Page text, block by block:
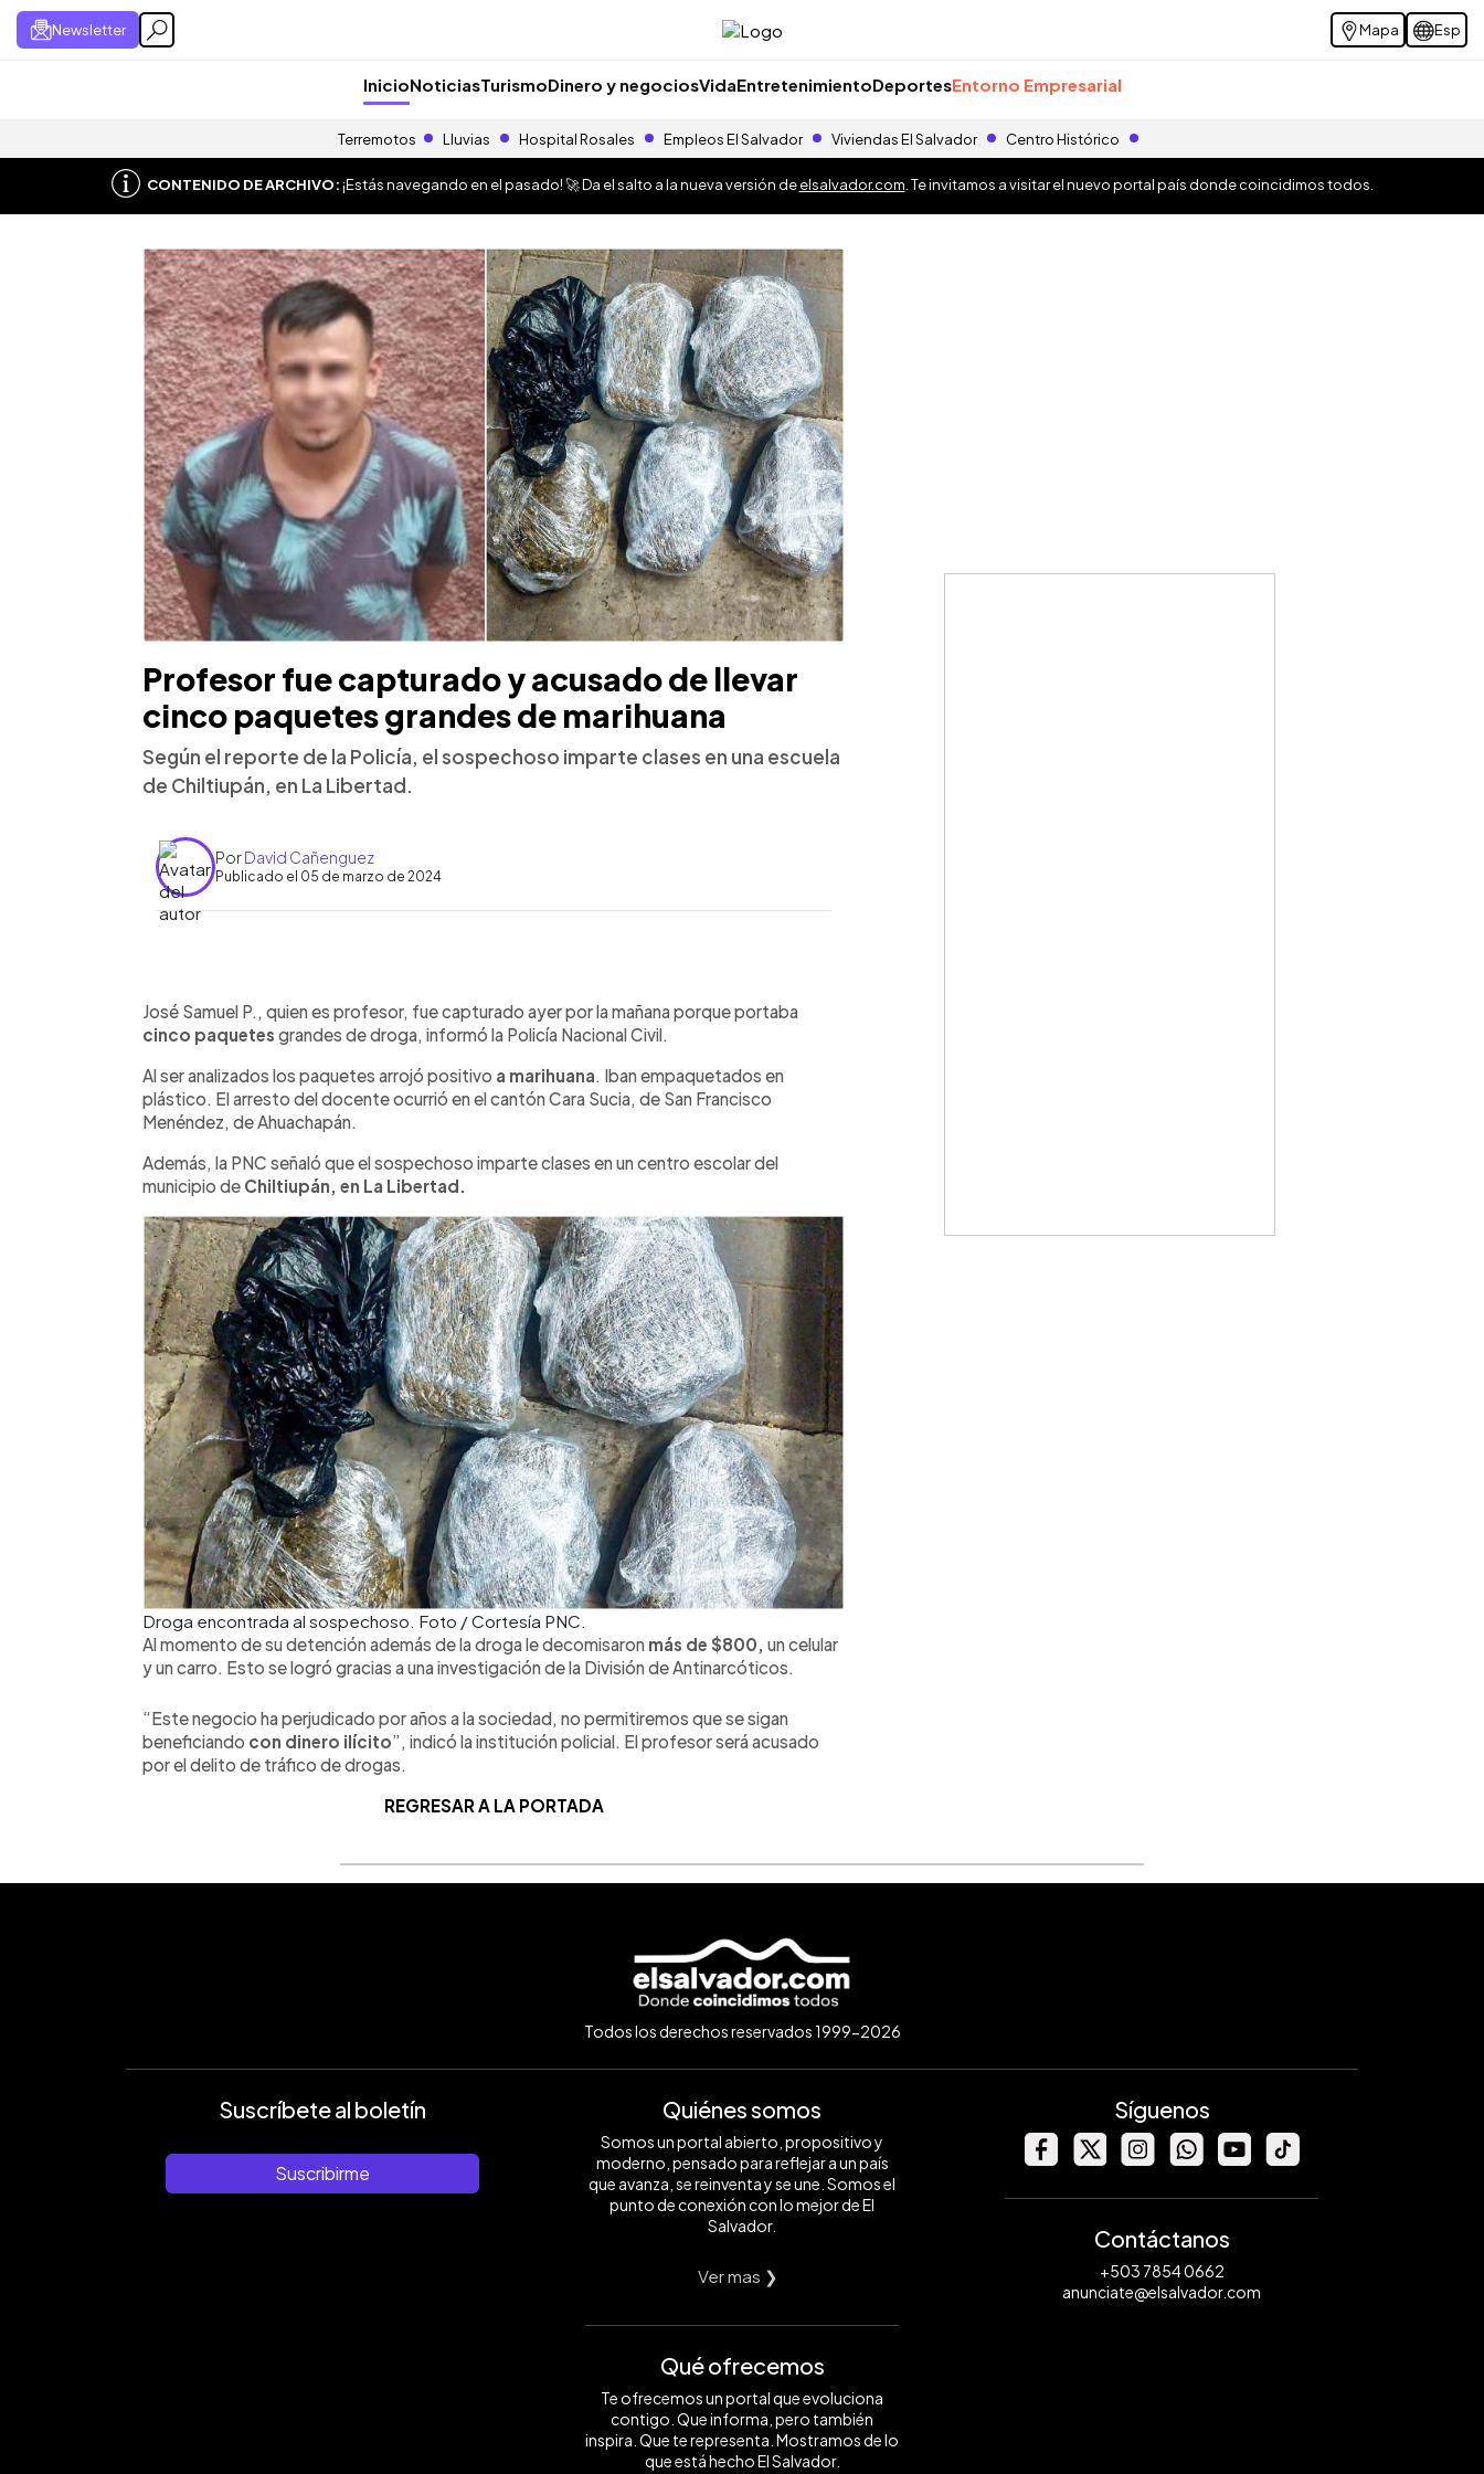
Newsletter Mapa Esp
InicioNoticiasTurismoDinero y negociosVidaEntretenimientoDeportesEntorno Empresarial
Terremotos Lluvias Hospital Rosales Empleos El Salvador Viviendas El Salvador Centro Histórico
CONTENIDO DE ARCHIVO:¡Estás navegando en el pasado! 🚀 Da el salto a la nueva versión deelsalvador.com . Te invitamos a visitar el nuevo portal país donde coincidimos todos.
Profesor fue capturado y acusado de llevar
cinco paquetes grandes de marihuana
Según el reporte de la Policía, el sospechoso imparte clases en una escuela
de Chiltiupán, en La Libertad.
PorDavid Cañenguez
Publicado el 05 de marzo de 2024
Escuchar artículo
José Samuel P., quien es profesor, fue capturado ayer por la mañana porque portaba
cinco paquetes grandes de droga, informó la Policía Nacional Civil.
Al ser analizados los paquetes arrojó positivo a marihuana . Iban empaquetados en
plástico. El arresto del docente ocurrió en el cantón Cara Sucia, de San Francisco
Menéndez, de Ahuachapán.
Además, la PNC señaló que el sospechoso imparte clases en un centro escolar del
municipio de Chiltiupán, en La Libertad.
Droga encontrada al sospechoso. Foto / Cortesía PNC.
Al momento de su detención además de la droga le decomisaron más de $800, un celular
y un carro. Esto se logró gracias a una investigación de la División de Antinarcóticos.
“Este negocio ha perjudicado por años a la sociedad, no permitiremos que se sigan
beneficiando con dinero ilícito”, indicó la institución policial. El profesor será acusado
por el delito de tráfico de drogas.
REGRESAR A LA PORTADA
Todos los derechos reservados 1999-2026
Suscríbete al boletín
Suscribirme
Quiénes somos
Somos un portal abierto, propositivo y
moderno, pensado para reflejar a un país
que avanza, se reinventa y se une. Somos el
punto de conexión con lo mejor de El
Salvador.
Ver mas ❯
Qué ofrecemos
Te ofrecemos un portal que evoluciona
contigo. Que informa, pero también
inspira. Que te representa. Mostramos de lo
que está hecho El Salvador.
Síguenos
Contáctanos
+503 7854 0662
anunciate@elsalvador.com